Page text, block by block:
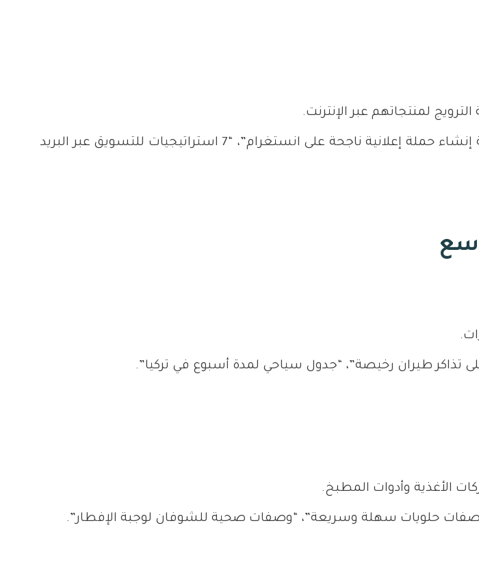
لمنتجاتهم عبر الإنترنت.
“دليل المبتدئين لتحسين محركات البحث (SEO)”، “كيفية إنشاء حملة إعلانية ناجحة على انستغرام”، “7 استراتيجيات للتسويق عبر البريد
تذاكر طيران رخيصة”، “جدول سياحي لمدة أسبوع في تركيا”.
الأغذية وأدوات المطبخ.